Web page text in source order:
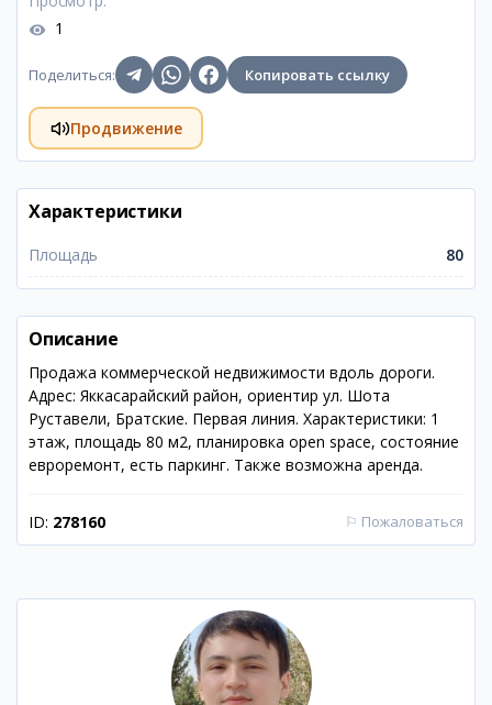
1
Поделиться: Копировать ссылку
Продвижение
Характеристики
Площадь 80
Описание
Продажа коммерческой недвижимости вдоль дороги.
Адрес: Яккасарайский район, ориентир ул. Шота
Руставели, Братские. Первая линия. Характеристики: 1
этаж, площадь 80 м2, планировка open space, состояние
евроремонт, есть паркинг. Также возможна аренда.
ID: 278160 ⚐ Пожаловаться